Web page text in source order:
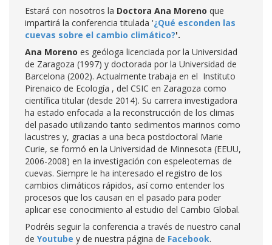
Estará con nosotros la Doctora Ana Moreno que
impartirá la conferencia titulada '¿Qué esconden las
cuevas sobre el cambio climático?'.
Ana Moreno es geóloga licenciada por la Universidad
de Zaragoza (1997) y doctorada por la Universidad de
Barcelona (2002). Actualmente trabaja en el Instituto
Pirenaico de Ecología , del CSIC en Zaragoza como
científica titular (desde 2014). Su carrera investigadora
ha estado enfocada a la reconstrucción de los climas
del pasado utilizando tanto sedimentos marinos como
lacustres y, gracias a una beca postdoctoral Marie
Curie, se formó en la Universidad de Minnesota (EEUU,
2006-2008) en la investigación con espeleotemas de
cuevas. Siempre le ha interesado el registro de los
cambios climáticos rápidos, así como entender los
procesos que los causan en el pasado para poder
aplicar ese conocimiento al estudio del Cambio Global.
Podréis seguir la conferencia a través de nuestro canal
de Youtube y de nuestra página de Facebook.